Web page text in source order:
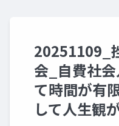
20251109_
会_自費社
て時間が有
して人生観